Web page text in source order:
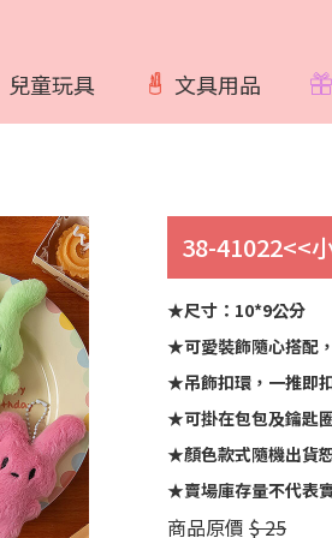
兒童玩具 文具用品
38-41022<<
★尺寸：10*9公分
★可愛裝飾隨心搭配
★吊飾扣環，一推即
★可掛在包包及鑰匙
★顏色款式隨機出貨
★賣場庫存量不代表
商品原價 $ 25